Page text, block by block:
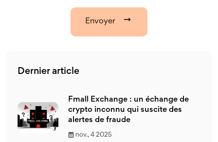
Envoyer
Dernier article
Fmall Exchange : un échange de
crypto inconnu qui suscite des
alertes de fraude
nov., 4 2025